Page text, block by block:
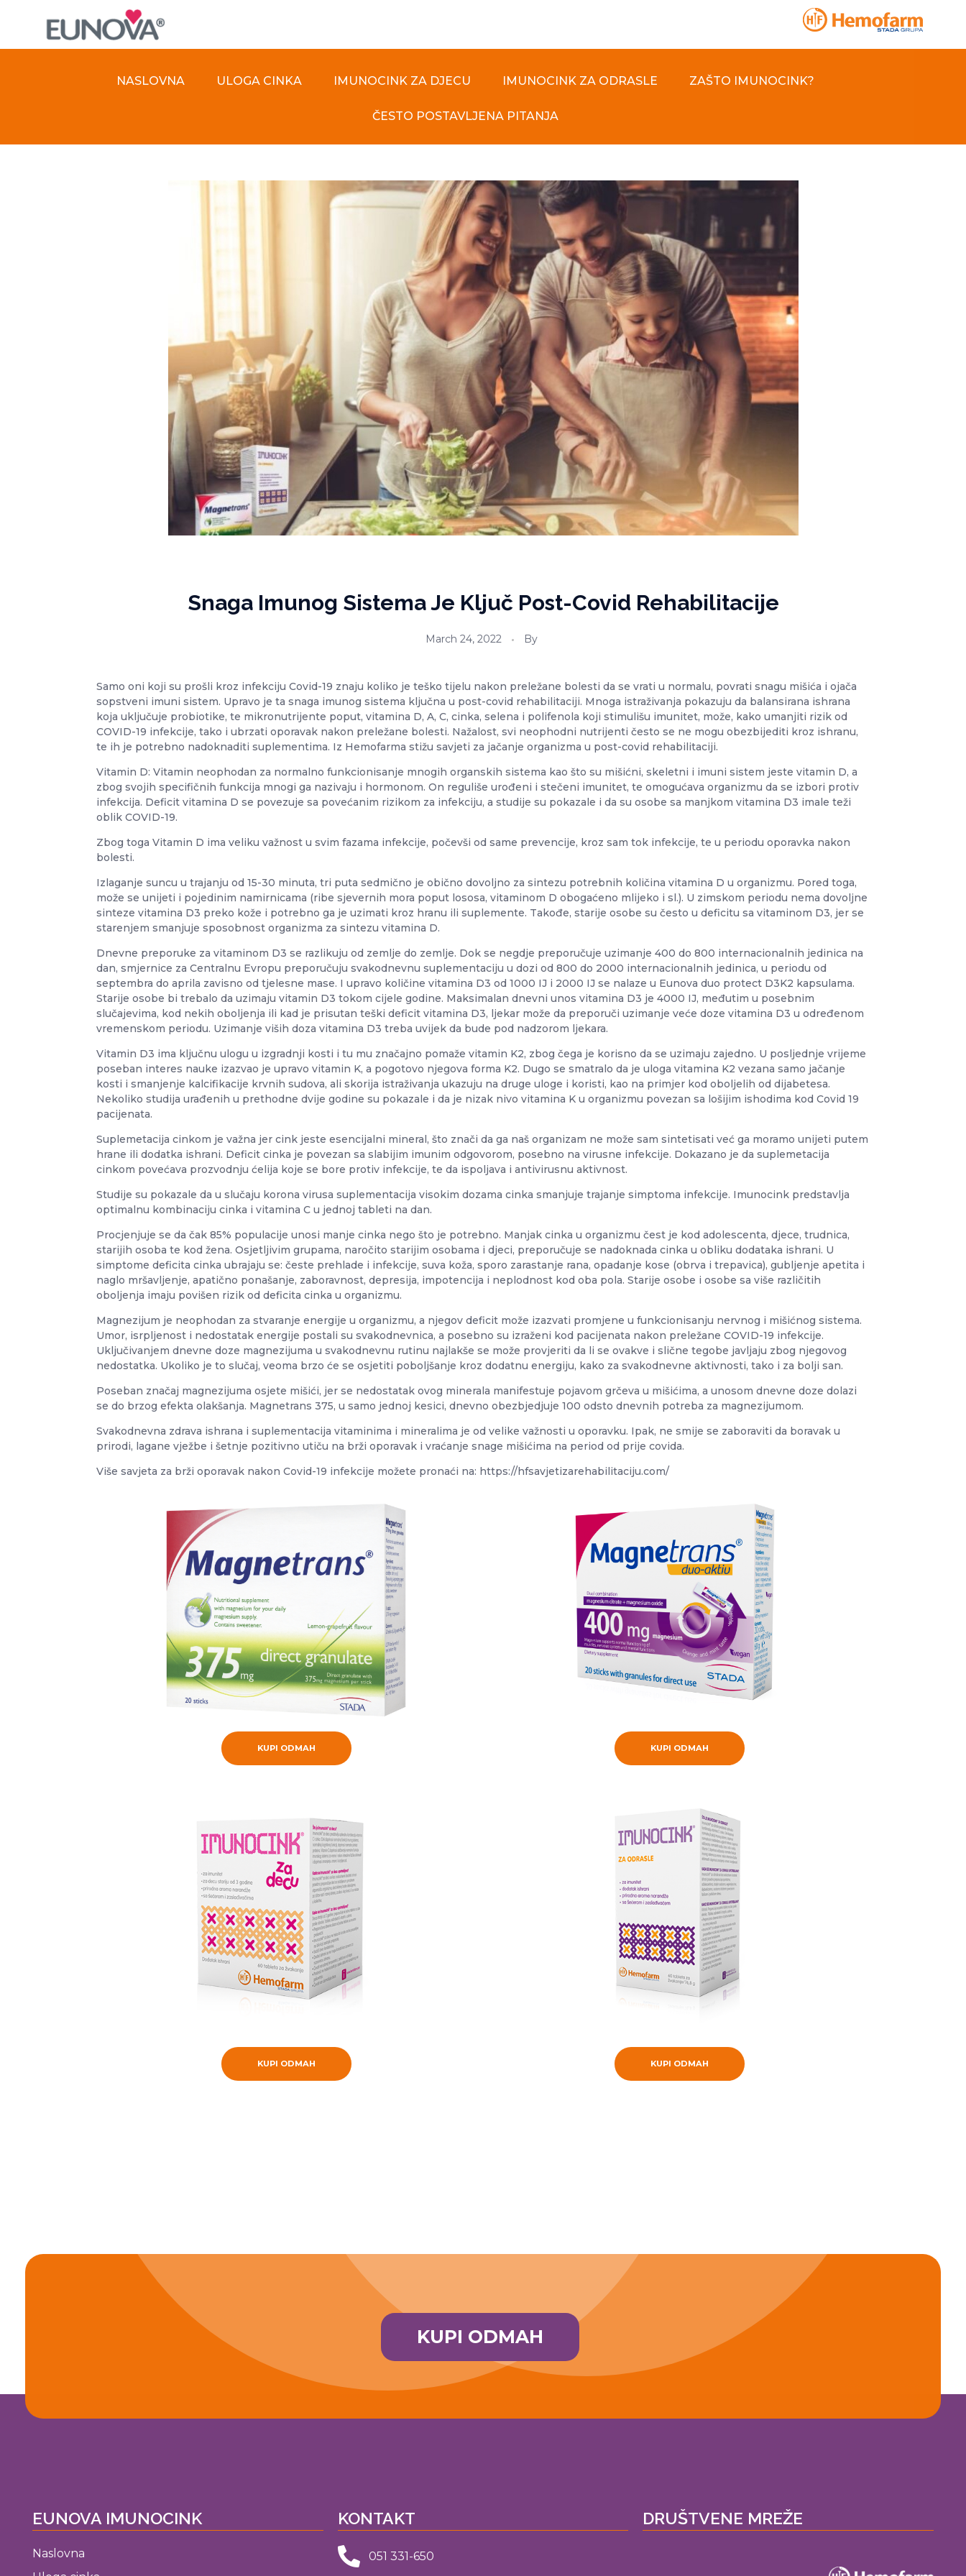
NASLOVNA ULOGA CINKA IMUNOCINK ZA DJECU IMUNOCINK ZA ODRASLE ZAŠTO IMUNOCINK?
ČESTO POSTAVLJENA PITANJA
Snaga Imunog Sistema Je Ključ Post-Covid Rehabilitacije
March 24, 2022 By
Samo oni koji su prošli kroz infekciju Covid-19 znaju koliko je teško tijelu nakon preležane bolesti da se vrati u normalu, povrati snagu mišića i ojača
sopstveni imuni sistem. Upravo je ta snaga imunog sistema ključna u post-covid rehabilitaciji. Mnoga istraživanja pokazuju da balansirana ishrana
koja uključuje probiotike, te mikronutrijente poput, vitamina D, A, C, cinka, selena i polifenola koji stimulišu imunitet, može, kako umanjiti rizik od
COVID-19 infekcije, tako i ubrzati oporavak nakon preležane bolesti. Nažalost, svi neophodni nutrijenti često se ne mogu obezbijediti kroz ishranu,
te ih je potrebno nadoknaditi suplementima. Iz Hemofarma stižu savjeti za jačanje organizma u post-covid rehabilitaciji.
Vitamin D: Vitamin neophodan za normalno funkcionisanje mnogih organskih sistema kao što su mišićni, skeletni i imuni sistem jeste vitamin D, a
zbog svojih specifičnih funkcija mnogi ga nazivaju i hormonom. On reguliše urođeni i stečeni imunitet, te omogućava organizmu da se izbori protiv
infekcija. Deficit vitamina D se povezuje sa povećanim rizikom za infekciju, a studije su pokazale i da su osobe sa manjkom vitamina D3 imale teži
oblik COVID-19.
Zbog toga Vitamin D ima veliku važnost u svim fazama infekcije, počevši od same prevencije, kroz sam tok infekcije, te u periodu oporavka nakon
bolesti.
Izlaganje suncu u trajanju od 15-30 minuta, tri puta sedmično je obično dovoljno za sintezu potrebnih količina vitamina D u organizmu. Pored toga,
može se unijeti i pojedinim namirnicama (ribe sjevernih mora poput lososa, vitaminom D obogaćeno mlijeko i sl.). U zimskom periodu nema dovoljne
sinteze vitamina D3 preko kože i potrebno ga je uzimati kroz hranu ili suplemente. Takođe, starije osobe su često u deficitu sa vitaminom D3, jer se
starenjem smanjuje sposobnost organizma za sintezu vitamina D.
Dnevne preporuke za vitaminom D3 se razlikuju od zemlje do zemlje. Dok se negdje preporučuje uzimanje 400 do 800 internacionalnih jedinica na
dan, smjernice za Centralnu Evropu preporučuju svakodnevnu suplementaciju u dozi od 800 do 2000 internacionalnih jedinica, u periodu od
septembra do aprila zavisno od tjelesne mase. I upravo količine vitamina D3 od 1000 IJ i 2000 IJ se nalaze u Eunova duo protect D3K2 kapsulama.
Starije osobe bi trebalo da uzimaju vitamin D3 tokom cijele godine. Maksimalan dnevni unos vitamina D3 je 4000 IJ, međutim u posebnim
slučajevima, kod nekih oboljenja ili kad je prisutan teški deficit vitamina D3, ljekar može da preporuči uzimanje veće doze vitamina D3 u određenom
vremenskom periodu. Uzimanje viših doza vitamina D3 treba uvijek da bude pod nadzorom ljekara.
Vitamin D3 ima ključnu ulogu u izgradnji kosti i tu mu značajno pomaže vitamin K2, zbog čega je korisno da se uzimaju zajedno. U posljednje vrijeme
poseban interes nauke izazvao je upravo vitamin K, a pogotovo njegova forma K2. Dugo se smatralo da je uloga vitamina K2 vezana samo jačanje
kosti i smanjenje kalcifikacije krvnih sudova, ali skorija istraživanja ukazuju na druge uloge i koristi, kao na primjer kod oboljelih od dijabetesa.
Nekoliko studija urađenih u prethodne dvije godine su pokazale i da je nizak nivo vitamina K u organizmu povezan sa lošijim ishodima kod Covid 19
pacijenata.
Suplemetacija cinkom je važna jer cink jeste esencijalni mineral, što znači da ga naš organizam ne može sam sintetisati već ga moramo unijeti putem
hrane ili dodatka ishrani. Deficit cinka je povezan sa slabijim imunim odgovorom, posebno na virusne infekcije. Dokazano je da suplemetacija
cinkom povećava prozvodnju ćelija koje se bore protiv infekcije, te da ispoljava i antivirusnu aktivnost.
Studije su pokazale da u slučaju korona virusa suplementacija visokim dozama cinka smanjuje trajanje simptoma infekcije. Imunocink predstavlja
optimalnu kombinaciju cinka i vitamina C u jednoj tableti na dan.
Procjenjuje se da čak 85% populacije unosi manje cinka nego što je potrebno. Manjak cinka u organizmu čest je kod adolescenta, djece, trudnica,
starijih osoba te kod žena. Osjetljivim grupama, naročito starijim osobama i djeci, preporučuje se nadoknada cinka u obliku dodataka ishrani. U
simptome deficita cinka ubrajaju se: česte prehlade i infekcije, suva koža, sporo zarastanje rana, opadanje kose (obrva i trepavica), gubljenje apetita i
naglo mršavljenje, apatično ponašanje, zaboravnost, depresija, impotencija i neplodnost kod oba pola. Starije osobe i osobe sa više različitih
oboljenja imaju povišen rizik od deficita cinka u organizmu.
Magnezijum je neophodan za stvaranje energije u organizmu, a njegov deficit može izazvati promjene u funkcionisanju nervnog i mišićnog sistema.
Umor, isrpljenost i nedostatak energije postali su svakodnevnica, a posebno su izraženi kod pacijenata nakon preležane COVID-19 infekcije.
Uključivanjem dnevne doze magnezijuma u svakodnevnu rutinu najlakše se može provjeriti da li se ovakve i slične tegobe javljaju zbog njegovog
nedostatka. Ukoliko je to slučaj, veoma brzo će se osjetiti poboljšanje kroz dodatnu energiju, kako za svakodnevne aktivnosti, tako i za bolji san.
Poseban značaj magnezijuma osjete mišići, jer se nedostatak ovog minerala manifestuje pojavom grčeva u mišićima, a unosom dnevne doze dolazi
se do brzog efekta olakšanja. Magnetrans 375, u samo jednoj kesici, dnevno obezbjedjuje 100 odsto dnevnih potreba za magnezijumom.
Svakodnevna zdrava ishrana i suplementacija vitaminima i mineralima je od velike važnosti u oporavku. Ipak, ne smije se zaboraviti da boravak u
prirodi, lagane vježbe i šetnje pozitivno utiču na brži oporavak i vraćanje snage mišićima na period od prije covida.
Više savjeta za brži oporavak nakon Covid-19 infekcije možete pronaći na: https://hfsavjetizarehabilitaciju.com/
KUPI ODMAH KUPI ODMAH
KUPI ODMAH KUPI ODMAH
KUPI ODMAH
EUNOVA IMUNOCINK
Naslovna
KONTAKT
051 331-650
DRUŠTVENE MREŽE